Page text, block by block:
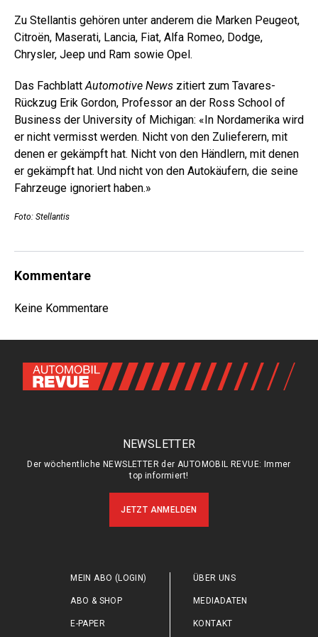
Zu Stellantis gehören unter anderem die Marken Peugeot,
Citroën, Maserati, Lancia, Fiat, Alfa Romeo, Dodge,
Chrysler, Jeep und Ram sowie Opel.
Das FachblattAutomotive News zitiert zum Tavares-
Rückzug Erik Gordon, Professor an der Ross School of
Business der University of Michigan: «In Nordamerika wird
er nicht vermisst werden. Nicht von den Zulieferern, mit
denen er gekämpft hat. Nicht von den Händlern, mit denen
er gekämpft hat. Und nicht von den Autokäufern, die seine
Fahrzeuge ignoriert haben.»
Foto: Stellantis
Kommentare
Keine Kommentare
NEWSLETTER
Der wöchentliche NEWSLETTER der AUTOMOBIL REVUE: Immer
top informiert!
JETZT ANMELDEN
MEIN ABO (LOGIN)
ABO & SHOP
E-PAPER
ÜBER UNS
MEDIADATEN
KONTAKT